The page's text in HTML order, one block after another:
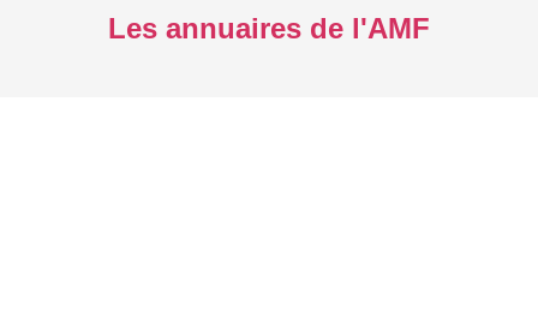
Les annuaires de l'AMF